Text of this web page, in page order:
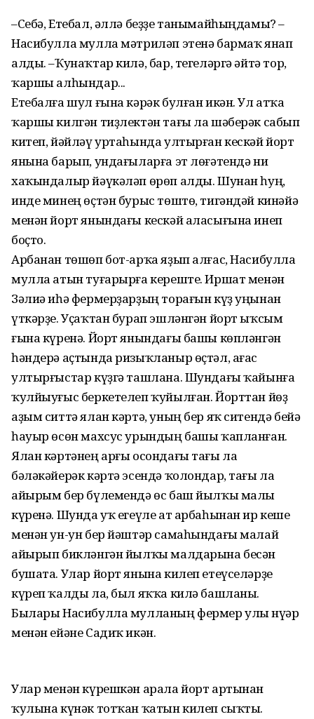
–Себә, Етебал, әллә беҙҙе танымайһыңдамы? –
Насибулла мулла мәтриләп этенә бармаҡ янап
алды. –Ҡунаҡтар килә, бар, тегеләргә әйтә тор,
ҡаршы алһындар...
Етебалға шул ғына кәрәк булған икән. Ул атҡа
ҡаршы килгән тиҙлектән тағы ла шәберәк сабып
китеп, йәйләү уртаһында ултырған кескәй йорт
янына барып, ундағыларға эт лөғәтендә ни
хаҡындалыр йәүкәләп өрөп алды. Шунан һуң,
инде минең өҫтән бурыс төштө, тигәндәй кинәйә
менән йорт янындағы кескәй аласығына инеп
боҫто.
Арбанан төшөп бот-арҡа яҙып алғас, Насибулла
мулла атын туғарырға кереште. Иршат менән
Зәлиә иһә фермерҙарҙың торағын күҙ уңынан
үткәрҙе. Уҫаҡтан бурап эшләнгән йорт ыҡсым
ғына күренә. Йорт янындағы башы көпләнгән
һәндерә аҫтында ризыҡланыр өҫтәл, ағас
ултырғыстар күҙгә ташлана. Шундағы ҡайынға
ҡулйыуғыс беркетелеп ҡуйылған. Йорттан йөҙ
аҙым ситтә ялан кәртә, уның бер яҡ ситендә бейә
һауыр өсөн махсус урындың башы ҡапланған.
Ялан кәртәнең арғы осондағы тағы ла
бәләкәйерәк кәртә эсендә ҡолондар, тағы ла
айырым бер бүлемендә өс баш йылҡы малы
күренә. Шунда уҡ егеүле ат арбаһынан ир кеше
менән ун-ун бер йәштәр самаһындағы малай
айырып бикләнгән йылҡы малдарына бесән
бушата. Улар йорт янына килеп етеүселәрҙе
күреп ҡалды ла, был яҡҡа килә башланы.
Былары Насибулла мулланың фермер улы Әнүәр
менән ейәне Садиҡ икән.
Улар менән күрешкән арала йорт артынан
ҡулына күнәк тотҡан ҡатын килеп сыҡты.